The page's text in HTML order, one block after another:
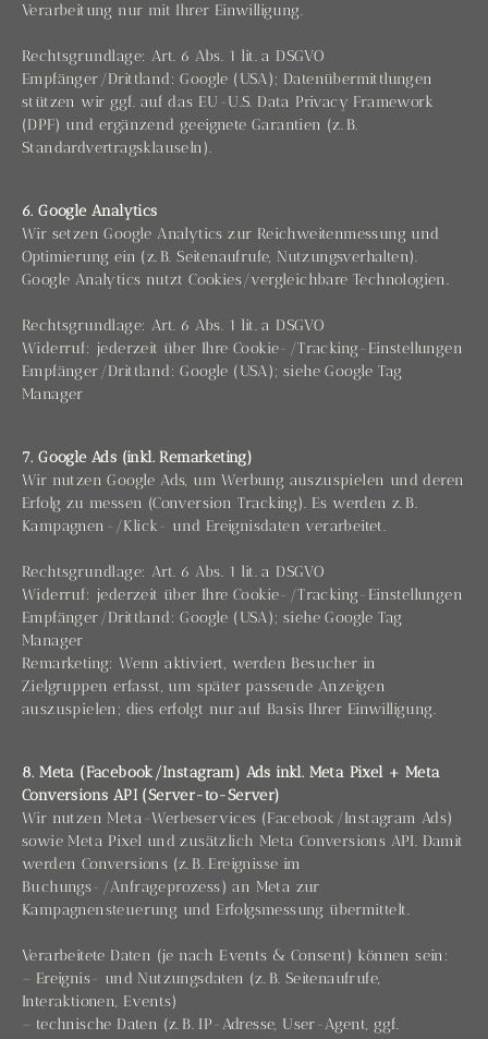
Verarbeitung nur mit Ihrer Einwilligung.
Rechtsgrundlage: Art. 6 Abs. 1 lit. a DSGVO
Empfänger/Drittland: Google (USA); Datenübermittlungen
stützen wir ggf. auf das EU-U.S. Data Privacy Framework
(DPF) und ergänzend geeignete Garantien (z. B.
Standardvertragsklauseln).
6. Google Analytics
Wir setzen Google Analytics zur Reichweitenmessung und
Optimierung ein (z. B. Seitenaufrufe, Nutzungsverhalten).
Google Analytics nutzt Cookies/vergleichbare Technologien.
Rechtsgrundlage: Art. 6 Abs. 1 lit. a DSGVO
Widerruf: jederzeit über Ihre Cookie-/Tracking-Einstellungen
Empfänger/Drittland: Google (USA); siehe Google Tag
Manager
7. Google Ads (inkl. Remarketing)
Wir nutzen Google Ads, um Werbung auszuspielen und deren
Erfolg zu messen (Conversion Tracking). Es werden z. B.
Kampagnen-/Klick- und Ereignisdaten verarbeitet.
Rechtsgrundlage: Art. 6 Abs. 1 lit. a DSGVO
Widerruf: jederzeit über Ihre Cookie-/Tracking-Einstellungen
Empfänger/Drittland: Google (USA); siehe Google Tag
Manager
Remarketing: Wenn aktiviert, werden Besucher in
Zielgruppen erfasst, um später passende Anzeigen
auszuspielen; dies erfolgt nur auf Basis Ihrer Einwilligung.
8. Meta (Facebook/Instagram) Ads inkl. Meta Pixel + Meta
Conversions API (Server-to-Server)
Wir nutzen Meta-Werbeservices (Facebook/Instagram Ads)
sowie Meta Pixel und zusätzlich Meta Conversions API. Damit
werden Conversions (z. B. Ereignisse im
Buchungs-/Anfrageprozess) an Meta zur
Kampagnensteuerung und Erfolgsmessung übermittelt.
Verarbeitete Daten (je nach Events & Consent) können sein:
– Ereignis- und Nutzungsdaten (z. B. Seitenaufrufe,
Interaktionen, Events)
– technische Daten (z. B. IP-Adresse, User-Agent, ggf.